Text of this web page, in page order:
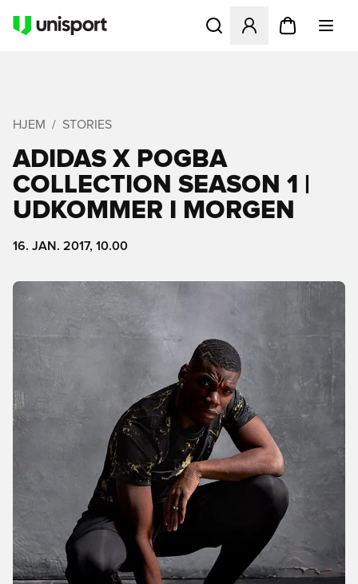
Åbner en Modal til at
HJEM STORIES
ADIDAS X POGBA
COLLECTION SEASON 1 |
UDKOMMER I MORGEN
16. JAN. 2017, 10.00